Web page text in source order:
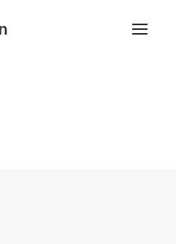
| Tous droits réservés.